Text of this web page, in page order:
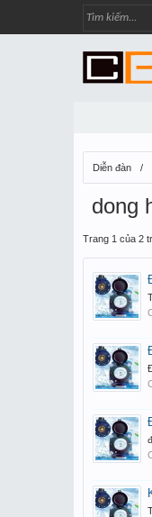
Diễn đàn
dong
Trang 1 của 2